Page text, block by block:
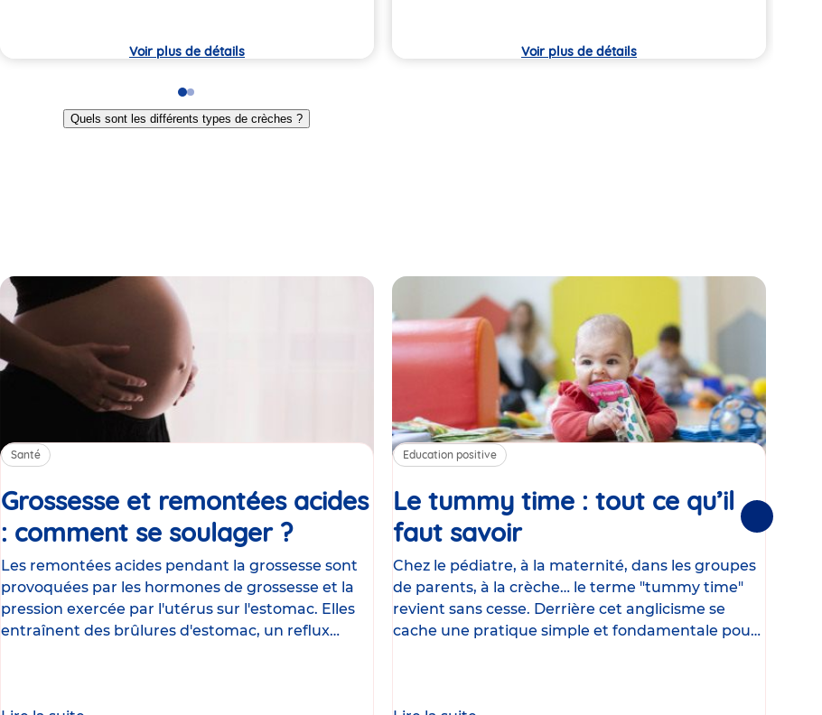
Voir plus de détails Voir plus de détails
Go
to
slide
Go
to
slide
Quels sont les différents types de crèches ?
Santé
Grossesse et remontées acides
: comment se soulager ?Article
Les remontées acides pendant la grossesse sont
provoquées par les hormones de grossesse et la
pression exercée par l'utérus sur l'estomac. Elles
entraînent des brûlures d'estomac, un reflux
Education positive
Le tummy time : tout ce qu’il
faut savoirArticle
Chez le pédiatre, à la maternité, dans les groupes
de parents, à la crèche… le terme "tummy time"
revient sans cesse. Derrière cet anglicisme se
cache une pratique simple et fondamentale pour
Suivantes